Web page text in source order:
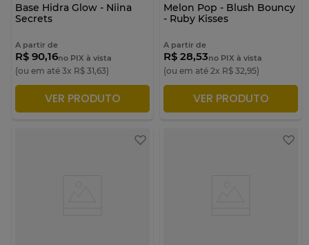
Base Hidra Glow - Niina
Secrets
A partir de
R$ 90,16no PIX à vista
(ou em até 3x R$ 31,63)
ADICIONAR À SACOLA
VER PRODUTO
Melon Pop - Blush Bouncy
- Ruby Kisses
A partir de
R$ 28,53no PIX à vista
(ou em até 2x R$ 32,95)
ADICIONAR À SACOLA
VER PRODUTO